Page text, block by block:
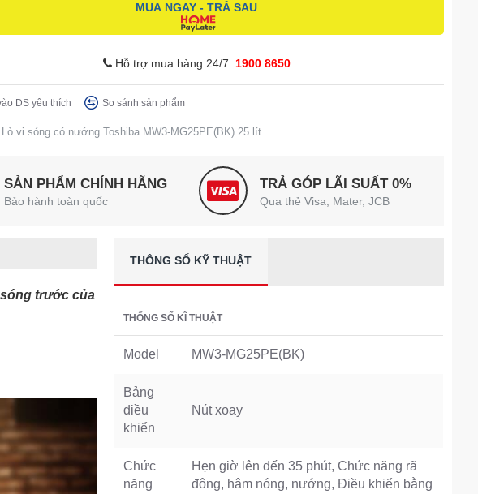
MUA NGAY - TRẢ SAU
Hỗ trợ mua hàng 24/7: 1900 8650
DS yêu thích So sánh sản phẩm
Lò vi sóng có nướng Toshiba MW3-MG25PE(BK) 25 lít
SẢN PHẨM CHÍNH HÃNG
Bảo hành toàn quốc
TRẢ GÓP LÃI SUẤT 0%
Qua thẻ Visa, Mater, JCB
trước của
THÔNG SỐ KỸ THUẬT
THỐNG SỐ KĨ THUẬT
Model MW3-MG25PE(BK)
Bảng
điều
khiển
Nút xoay
Chức
năng
Hẹn giờ lên đến 35 phút, Chức năng rã
đông, hâm nóng, nướng, Điều khiển bằng